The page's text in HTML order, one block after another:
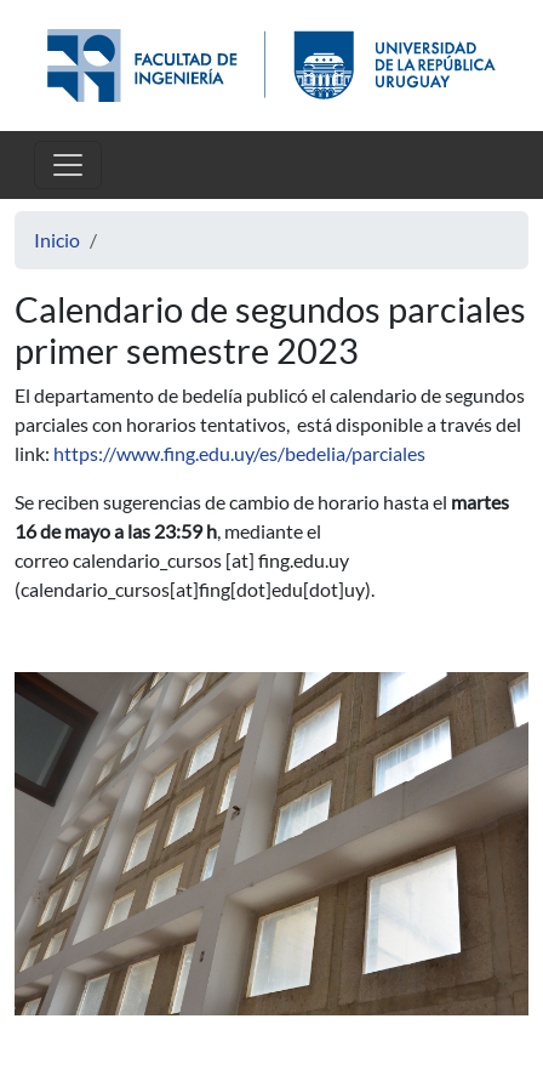
Inicio
Calendario de segundos parciales
primer semestre 2023
El departamento de bedelía publicó el calendario de segundos
parciales con horarios tentativos, está disponible a través del
link: https://www.fing.edu.uy/es/bedelia/parciales
Se reciben sugerencias de cambio de horario hasta el martes
16 de mayo a las 23:59 h, mediante el
correocalendario_cursos [at] fing.edu.uy
(calendario_cursos[at]fing[dot]edu[dot]uy).